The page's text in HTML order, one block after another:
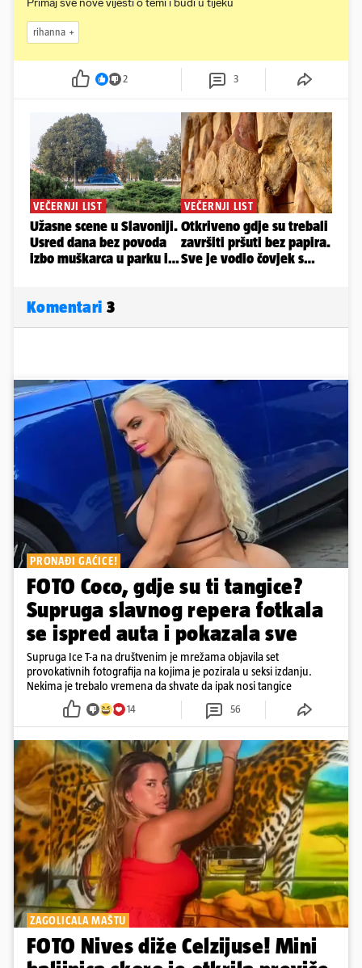
rihanna
2 3
Komentari 3
PRONAĐI GAĆICE!
FOTO Coco, gdje su ti tangice?
Supruga slavnog repera fotkala
se ispred auta i pokazala sve
Supruga Ice T-a na društvenim je mrežama objavila set
provokativnih fotografija na kojima je pozirala u seksi izdanju.
Nekima je trebalo vremena da shvate da ipak nosi tangice
14 56
ZAGOLICALA MAŠTU
FOTO Nives diže Celzijuse! Mini